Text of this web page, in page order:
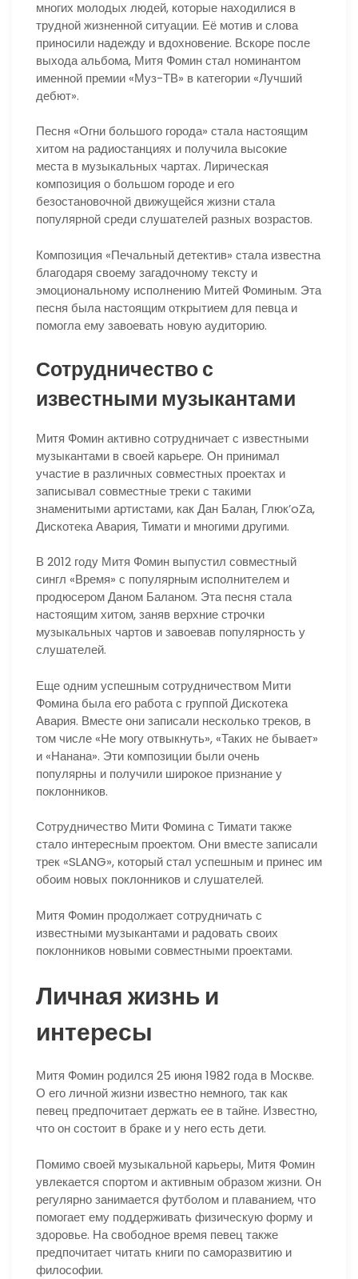
многих молодых людей, которые находилися в
трудной жизненной ситуации. Её мотив и слова
приносили надежду и вдохновение. Вскоре после
выхода альбома, Митя Фомин стал номинантом
именной премии «Муз-ТВ» в категории «Лучший
дебют».
Песня «Огни большого города» стала настоящим
хитом на радиостанциях и получила высокие
места в музыкальных чартах. Лирическая
композиция о большом городе и его
безостановочной движущейся жизни стала
популярной среди слушателей разных возрастов.
Композиция «Печальный детектив» стала известна
благодаря своему загадочному тексту и
эмоциональному исполнению Митей Фоминым. Эта
песня была настоящим открытием для певца и
помогла ему завоевать новую аудиторию.
Сотрудничество с
известными музыкантами
Митя Фомин активно сотрудничает с известными
музыкантами в своей карьере. Он принимал
участие в различных совместных проектах и
записывал совместные треки с такими
знаменитыми артистами, как Дан Балан, Глюк’oZа,
Дискотека Авария, Тимати и многими другими.
В 2012 году Митя Фомин выпустил совместный
сингл «Время» с популярным исполнителем и
продюсером Даном Баланом. Эта песня стала
настоящим хитом, заняв верхние строчки
музыкальных чартов и завоевав популярность у
слушателей.
Еще одним успешным сотрудничеством Мити
Фомина была его работа с группой Дискотека
Авария. Вместе они записали несколько треков, в
том числе «Не могу отвыкнуть», «Таких не бывает»
и «Нанана». Эти композиции были очень
популярны и получили широкое признание у
поклонников.
Сотрудничество Мити Фомина с Тимати также
стало интересным проектом. Они вместе записали
трек «SLANG», который стал успешным и принес им
обоим новых поклонников и слушателей.
Митя Фомин продолжает сотрудничать с
известными музыкантами и радовать своих
поклонников новыми совместными проектами.
Личная жизнь и
интересы
Митя Фомин родился 25 июня 1982 года в Москве.
О его личной жизни известно немного, так как
певец предпочитает держать ее в тайне. Известно,
что он состоит в браке и у него есть дети.
Помимо своей музыкальной карьеры, Митя Фомин
увлекается спортом и активным образом жизни. Он
регулярно занимается футболом и плаванием, что
помогает ему поддерживать физическую форму и
здоровье. На свободное время певец также
предпочитает читать книги по саморазвитию и
философии.